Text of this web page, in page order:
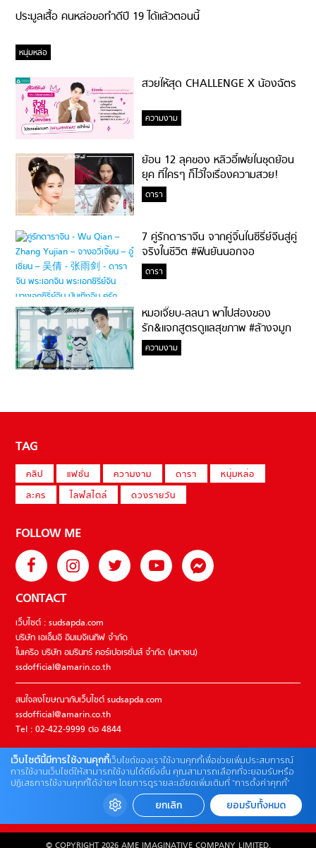
ประมูลเสื้อ คนหล่อขอทำดีปี 19 ได้แล้วตอนนี้
หนุ่มหล่อ
สวยให้สุด CHALLENGE X น้องฉัตร
ความงาม
ย้อน 12 ลุคของ หลิวอี้เฟยในชุดย้อน
ยุค ที่ใครๆ ก็ไว้ใจเรื่องความสวย!
ดารา
7 คู่รักดาราจีน จากคู่จิ้นในซีรี่ย์จีนสู่คู่
จริงในชีวิต #ฟินยันนอกจอ
ดารา
หมอเจี๊ยบ-ลลนา พาไปส่องของ
รัก&แจกสูตรดูแลสุขภาพ #ล้างจมูก
ไม่ยากจะสอนให้
ความงาม
TAG
คลิป แฟชั่น ความงาม ดารา
หนุ่มหล่อ
ละคร
ไลฟ์สไตล์ ดวงรายวัน
FOLLOW ME
CONTACT
เว็บไซต์ : sudsapda.com
บริษัท เอเอ็มอี อิมเมจิเนทีฟ จำกัด
ในเครือ บริษัท อมรินทร์ คอร์เปอเรชั่นส์ จำกัด (มหาชน)
ssdofficial@amarin.co.th
สนใจลงโฆษณากับเว็บไซต์ sudsapda.com
ssdofficial@amarin.co.th
Tel : 02-422-9999 ต่อ 4844
ติดต่อแจ้งปัญหาหรือร้องเรียน
02-422-9999 ต่อ 4180
(จันทร์ – ศุกร์ เวลา 09.00 – 18.00 น)
เว็บไซต์นี้มีการใช้งานคุกกี้เว็บไซต์ของเราใช้งานคุกกี้เพื่อช่วยเพิ่มประสบการณ์
การใช้งานเว็บไซต์ให้สามารถใช้งานได้ดียิ่งขึ้น คุณสามารถเลือกที่จะยอมรับหรือ
ปฏิเสธการใช้งานคุกกี้ได้ง่ายๆ โดยการดูรายละเอียดเพิ่มเติมที่ “การตั้งค่าคุกกี้”
ยกเลิก ยอมรับทั้งหมด